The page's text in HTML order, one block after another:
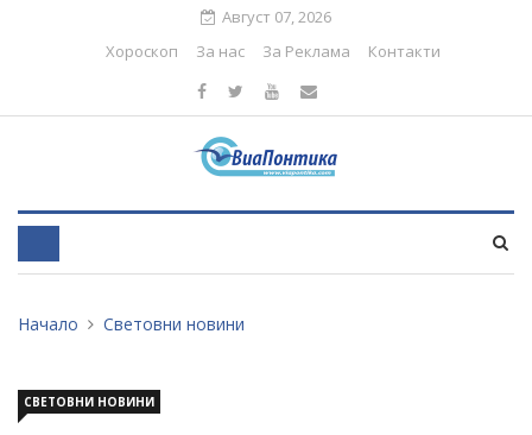
Август 07, 2026
Хороскоп
За нас За Реклама Контакти
Начало Световни новини
СВЕТОВНИ НОВИНИ